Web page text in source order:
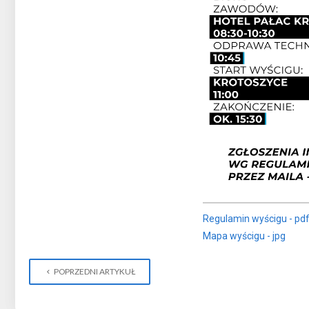
Regulamin wyścigu - pdf
Mapa wyścigu - jpg
POPRZEDNI ARTYKUŁ